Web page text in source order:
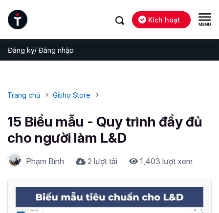
Kích hoạt
Đăng ký/ Đăng nhập
Trang chủ Gitiho Store
15 Biểu mẫu - Quy trình đẩy đủ
cho người làm L&D
Phạm Bình 2 lượt tải 1,403 lượt xem